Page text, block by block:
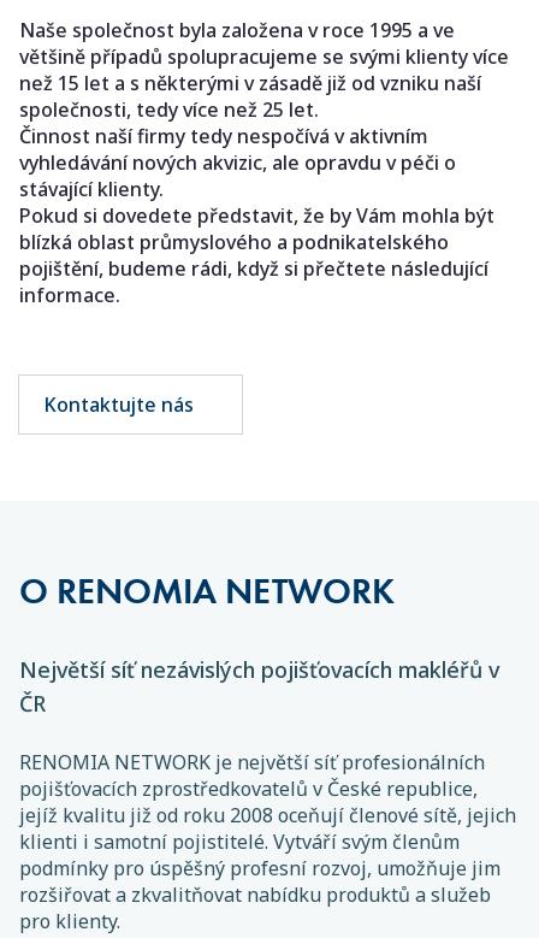
Naše společnost byla založena v roce 1995 a ve
většině případů spolupracujeme se svými klienty více
než 15 let a s některými v zásadě již od vzniku naší
společnosti, tedy více než 25 let.
Činnost naší firmy tedy nespočívá v aktivním
vyhledávání nových akvizic, ale opravdu v péči o
stávající klienty.
Pokud si dovedete představit, že by Vám mohla být
blízká oblast průmyslového a podnikatelského
pojištění, budeme rádi, když si přečtete následující
informace.
Kontaktujte nás
O RENOMIA NETWORK
Největší síť nezávislých pojišťovacích makléřů v
ČR
RENOMIA NETWORK je největší síť profesionálních
pojišťovacích zprostředkovatelů v České republice,
jejíž kvalitu již od roku 2008 oceňují členové sítě, jejich
klienti i samotní pojistitelé. Vytváří svým členům
podmínky pro úspěšný profesní rozvoj, umožňuje jim
rozšiřovat a zkvalitňovat nabídku produktů a služeb
pro klienty.